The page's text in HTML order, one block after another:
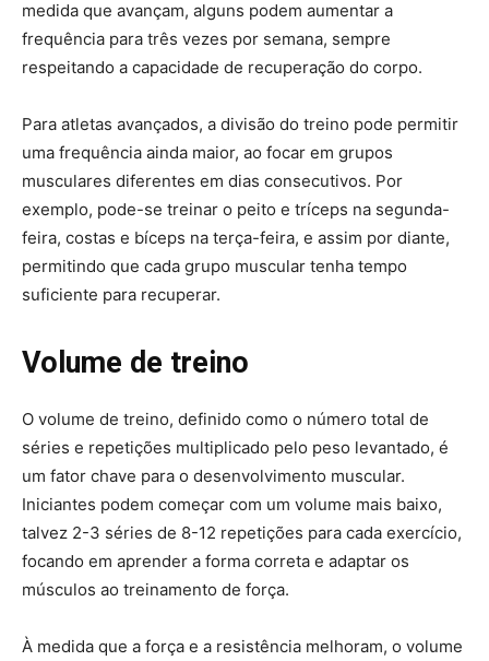
medida que avançam, alguns podem aumentar a
frequência para três vezes por semana, sempre
respeitando a capacidade de recuperação do corpo.
Para atletas avançados, a divisão do treino pode permitir
uma frequência ainda maior, ao focar em grupos
musculares diferentes em dias consecutivos. Por
exemplo, pode-se treinar o peito e tríceps na segunda-
feira, costas e bíceps na terça-feira, e assim por diante,
permitindo que cada grupo muscular tenha tempo
suficiente para recuperar.
Volume de treino
O volume de treino, definido como o número total de
séries e repetições multiplicado pelo peso levantado, é
um fator chave para o desenvolvimento muscular.
Iniciantes podem começar com um volume mais baixo,
talvez 2-3 séries de 8-12 repetições para cada exercício,
focando em aprender a forma correta e adaptar os
músculos ao treinamento de força.
À medida que a força e a resistência melhoram, o volume